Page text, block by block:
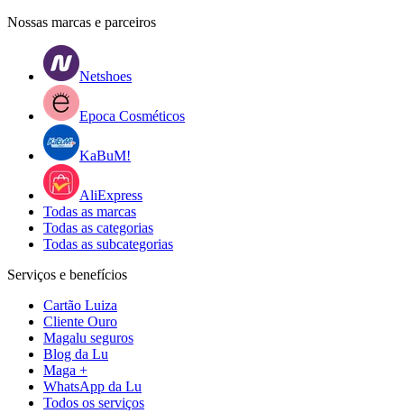
Nossas marcas e parceiros
Netshoes
Epoca Cosméticos
KaBuM!
AliExpress
Todas as marcas
Todas as categorias
Todas as subcategorias
Serviços e benefícios
Cartão Luiza
Cliente Ouro
Magalu seguros
Blog da Lu
Maga +
WhatsApp da Lu
Todos os serviços